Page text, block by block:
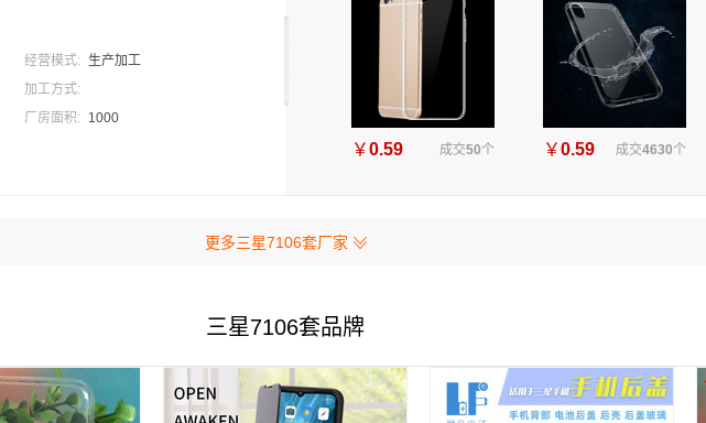
经营模式:
生产加工
加工方式:
厂房面积:
1000
￥0.59 成交50个 ￥0.59 成交4630个
更多三星7106套厂家
三星7106套品牌